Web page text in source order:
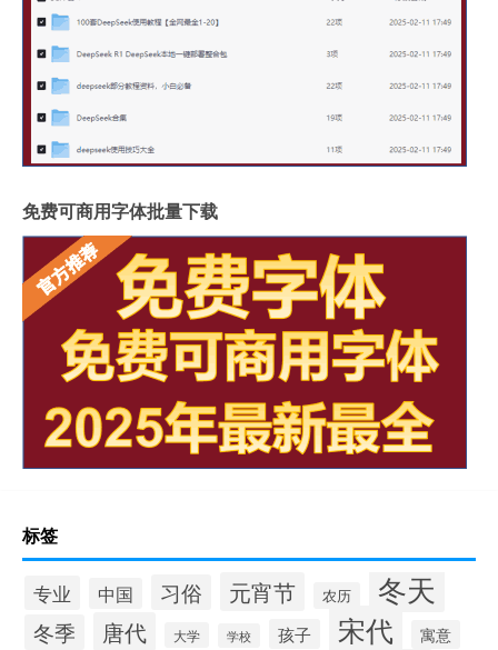
免费可商用字体批量下载
标签
专业 中国 习俗 元宵节 农历 冬天
冬季 唐代 大学 学校 孩子 宋代 寓意